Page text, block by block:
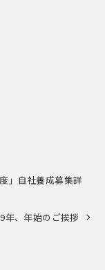
」自社養成募集詳
年、年始のご挨拶